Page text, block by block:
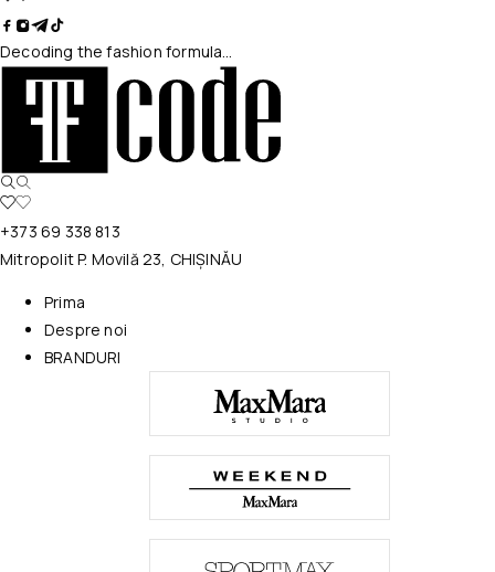
Decoding the fashion formula…
+373 69 338 813
Mitropolit P. Movilă 23, CHIȘINĂU
Prima
Despre noi
BRANDURI